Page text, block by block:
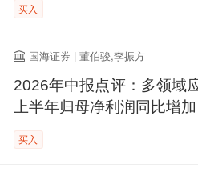
买入
国海证券 | 董伯骏,李振方
2026年中报点评：多领域
上半年归母净利润同比增加
买入